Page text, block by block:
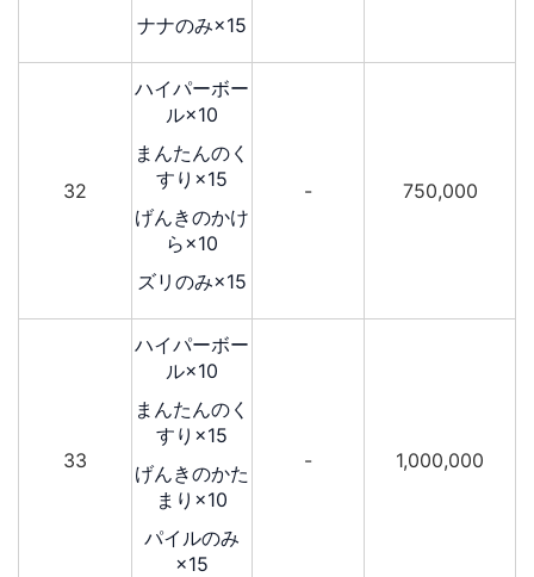
ナナのみ×15
32
ハイパーボー
ル×10
まんたんのく
すり×15
げんきのかけ
ら×10
ズリのみ×15
- 750,000
33
ハイパーボー
ル×10
まんたんのく
すり×15
げんきのかた
まり×10
パイルのみ
×15
- 1,000,000